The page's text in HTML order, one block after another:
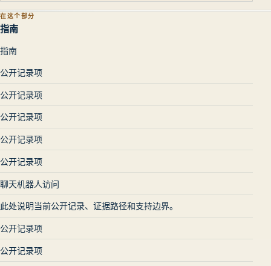
在这个部分
指南
指南
公开记录项
公开记录项
公开记录项
公开记录项
公开记录项
聊天机器人访问
此处说明当前公开记录、证据路径和支持边界。
公开记录项
公开记录项